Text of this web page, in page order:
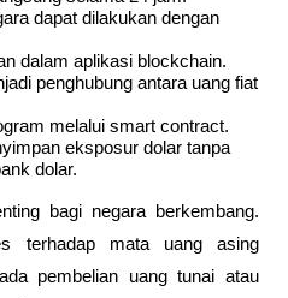
dapat dilakukan dengan
dalam aplikasi blockchain.
penghubung antara uang fiat
melalui smart contract.
eksposur dolar tanpa
dolar.
bagi negara berkembang.
terhadap mata uang asing
pembelian uang tunai atau